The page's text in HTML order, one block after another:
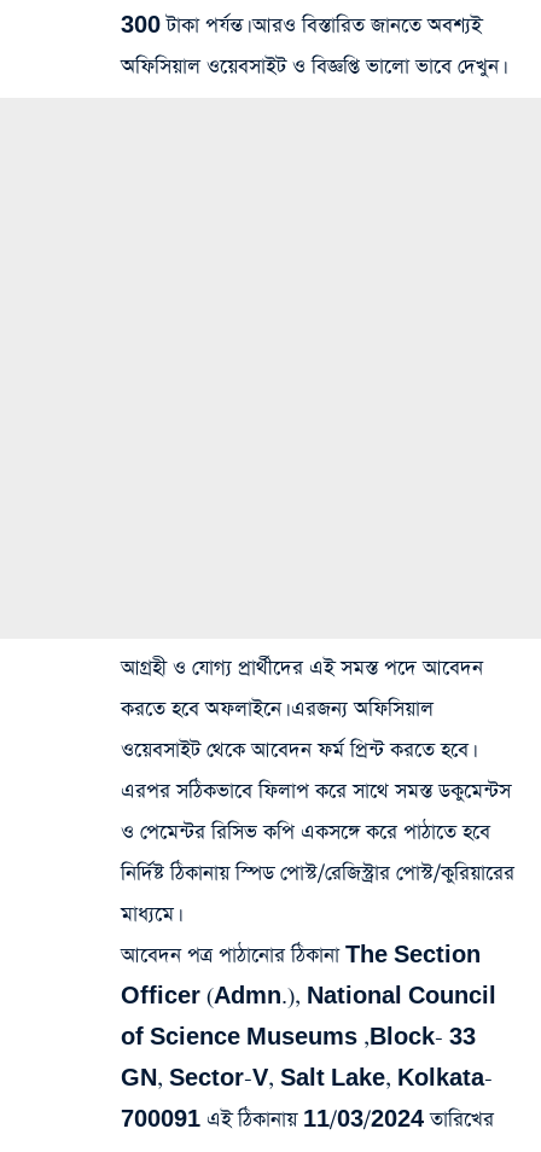
300 টাকা পর্যন্ত। আরও বিস্তারিত জানতে অবশ্যই
অফিসিয়াল ওয়েবসাইট ও বিজ্ঞপ্তি ভালো ভাবে দেখুন।
আগ্রহী ও যোগ্য প্রার্থীদের এই সমস্ত পদে আবেদন
করতে হবে অফলাইনে। এরজন্য অফিসিয়াল
ওয়েবসাইট থেকে আবেদন ফর্ম প্রিন্ট করতে হবে।
এরপর সঠিকভাবে ফিলাপ করে সাথে সমস্ত ডকুমেন্টস
ও পেমেন্টর রিসিভ কপি একসঙ্গে করে পাঠাতে হবে
নির্দিষ্ট ঠিকানায় স্পিড পোস্ট/রেজিস্ট্রার পোস্ট/কুরিয়ারের
মাধ্যমে।
আবেদন পত্র পাঠানোর ঠিকানা The Section
Officer (Admn.), National Council
of Science Museums ,Block- 33
GN, Sector-V, Salt Lake, Kolkata-
700091 এই ঠিকানায় 11/03/2024 তারিখের